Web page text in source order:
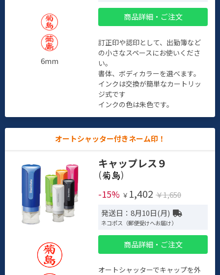
6mm
商品詳細・ご注文
訂正印や認印として、出勤簿など
の小さなスペースにお使いくださ
い。
書体、ボディカラーを選べます。
インクは交換が簡単なカートリッ
ジ式です
インクの色は朱色です。
オートシャッター付きネーム印！
キャップレス９
(
)
-15% ￥ 1,402 ￥1,650
発送日：8月10日(月)
ネコポス（郵便受けへお届け）
商品詳細・ご注文
オートシャッターでキャップを外